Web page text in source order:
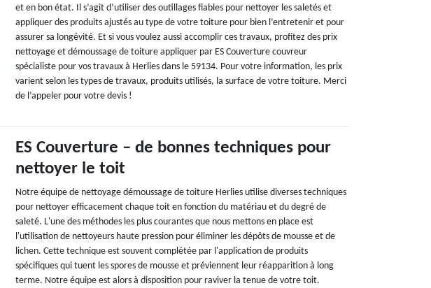
et en bon état. Il s’agit d’utiliser des outillages fiables pour nettoyer les saletés et
appliquer des produits ajustés au type de votre toiture pour bien l’entretenir et pour
assurer sa longévité. Et si vous voulez aussi accomplir ces travaux, profitez des prix
nettoyage et démoussage de toiture appliquer par ES Couverture couvreur
spécialiste pour vos travaux à Herlies dans le 59134. Pour votre information, les prix
varient selon les types de travaux, produits utilisés, la surface de votre toiture. Merci
de l’appeler pour votre devis !
ES Couverture – de bonnes techniques pour
nettoyer le toit
Notre équipe de nettoyage démoussage de toiture Herlies utilise diverses techniques
pour nettoyer efficacement chaque toit en fonction du matériau et du degré de
saleté. L'une des méthodes les plus courantes que nous mettons en place est
l'utilisation de nettoyeurs haute pression pour éliminer les dépôts de mousse et de
lichen. Cette technique est souvent complétée par l'application de produits
spécifiques qui tuent les spores de mousse et préviennent leur réapparition à long
terme. Notre équipe est alors à disposition pour raviver la tenue de votre toit.